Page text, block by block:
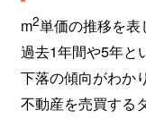
m2単価の推移を表
過去1年間や5年と
下落の傾向がわか
不動産を売買する